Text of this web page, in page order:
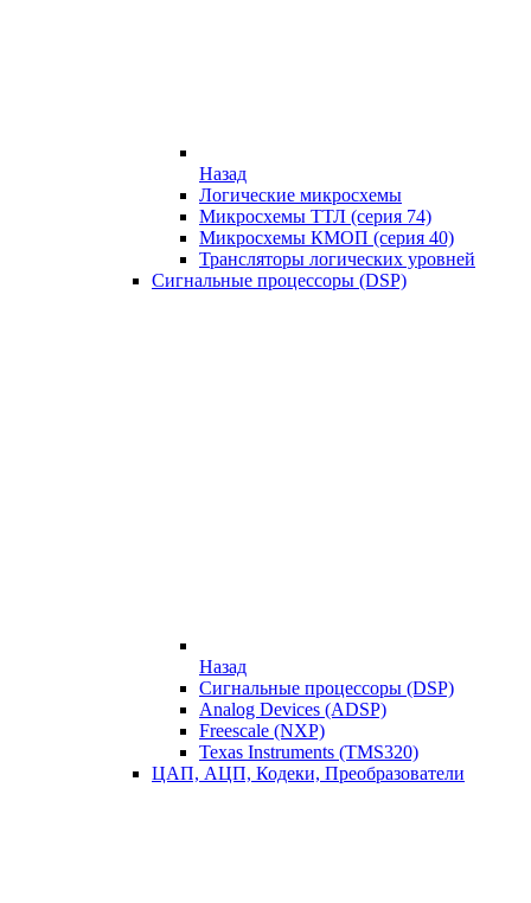
Назад
Логические микросхемы
Микросхемы ТТЛ (серия 74)
Микросхемы КМОП (серия 40)
Трансляторы логических уровней
Сигнальные процессоры (DSP)
Назад
Сигнальные процессоры (DSP)
Analog Devices (ADSP)
Freescale (NXP)
Texas Instruments (TMS320)
ЦАП, АЦП, Кодеки, Преобразователи